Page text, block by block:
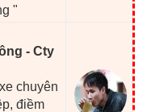
"
- Cty
chuyên
điềm